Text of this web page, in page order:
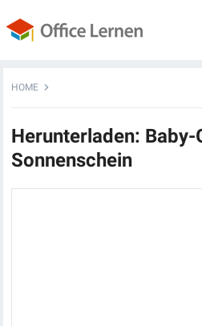
HOME
Herunterladen:
Sonnenschein